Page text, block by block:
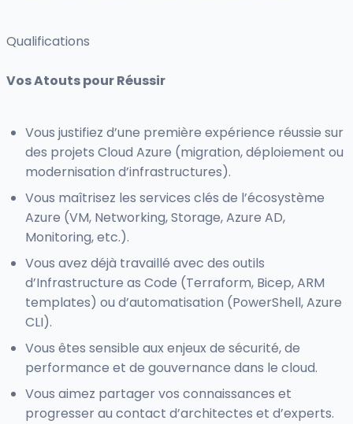
Qualifications
Vos Atouts pour Réussir
Vous justifiez d’une première expérience réussie sur
des projets Cloud Azure (migration, déploiement ou
modernisation d’infrastructures).
Vous maîtrisez les services clés de l’écosystème
Azure (VM, Networking, Storage, Azure AD,
Monitoring, etc.).
Vous avez déjà travaillé avec des outils
d’Infrastructure as Code (Terraform, Bicep, ARM
templates) ou d’automatisation (PowerShell, Azure
CLI).
Vous êtes sensible aux enjeux de sécurité, de
performance et de gouvernance dans le cloud.
Vous aimez partager vos connaissances et
progresser au contact d’architectes et d’experts.